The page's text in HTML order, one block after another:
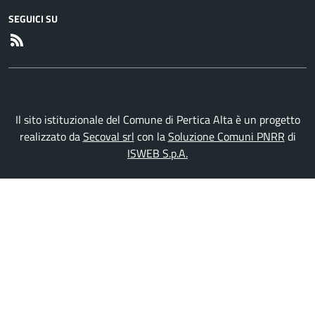
SEGUICI SU
Il sito istituzionale del Comune di Pertica Alta è un progetto
realizzato daSecoval srl con laSoluzione Comuni PNRR di
ISWEB S.p.A.